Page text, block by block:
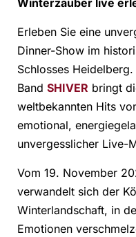
Winterzauber live
Erleben Sie eine
Dinner-Show im
Schlosses
Band SHIVER bringt
weltbekannten Hits
emotional,
unvergesslicher Live-
Vom 19. November
verwandelt sich der
Winterlandschaft, in
Emotionen